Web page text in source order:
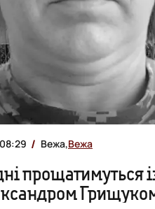
08:29 Вежа,Вежа
прощатимуться